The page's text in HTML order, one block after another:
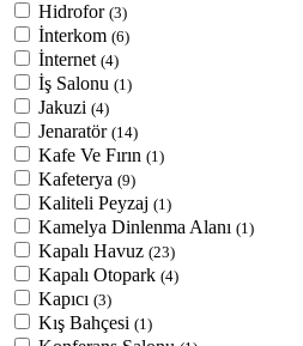
Hidrofor (3)
İnterkom (6)
İnternet (4)
İş Salonu (1)
Jakuzi (4)
Jenaratör (14)
Kafe Ve Fırın (1)
Kafeterya (9)
Kaliteli Peyzaj (1)
Kamelya Dinlenma Alanı (1)
Kapalı Havuz (23)
Kapalı Otopark (4)
Kapıcı (3)
Kış Bahçesi (1)